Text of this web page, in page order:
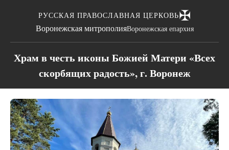
РУССКАЯ ПРАВОСЛАВНАЯ ЦЕРКОВЬ✠
Воронежская митрополияВоронежская епархия
Храм в честь иконы Божией Матери «Всех
скорбящих радость», г. Воронеж